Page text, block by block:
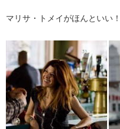
マリサ・トメイがほんといい！